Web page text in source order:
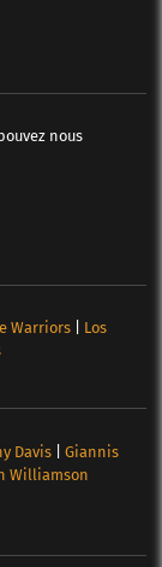
nous
Warriors| Los
Davis| Giannis
Williamson